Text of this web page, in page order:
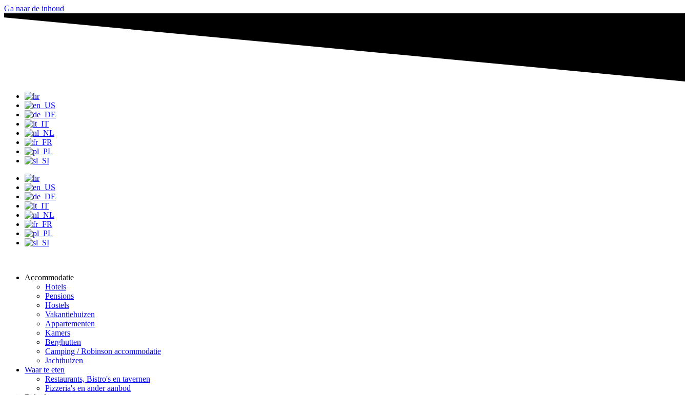
Ga naar de inhoud
Accommodatie
Hotels
Pensions
Hostels
Vakantiehuizen
Appartementen
Kamers
Berghutten
Camping / Robinson accommodatie
Jachthuizen
Waar te eten
Restaurants, Bistro's en tavernen
Pizzeria's en ander aanbod